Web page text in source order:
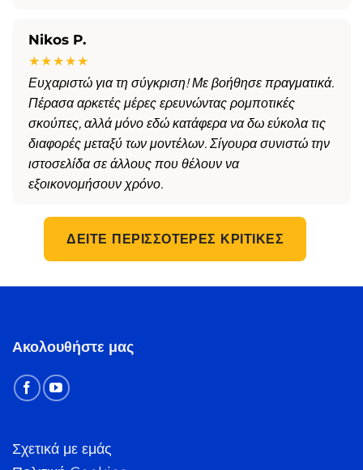
Nikos P.
★★★★★
Ευχαριστώ για τη σύγκριση! Με βοήθησε πραγματικά.
Πέρασα αρκετές μέρες ερευνώντας ρομποτικές
σκούπες, αλλά μόνο εδώ κατάφερα να δω εύκολα τις
διαφορές μεταξύ των μοντέλων. Σίγουρα συνιστώ την
ιστοσελίδα σε άλλους που θέλουν να
εξοικονομήσουν χρόνο.
ΔΕΊΤΕ ΠΕΡΙΣΣΌΤΕΡΕΣ ΚΡΙΤΙΚΈΣ
Ακολουθήστε μας
Σχετικά με εμάς